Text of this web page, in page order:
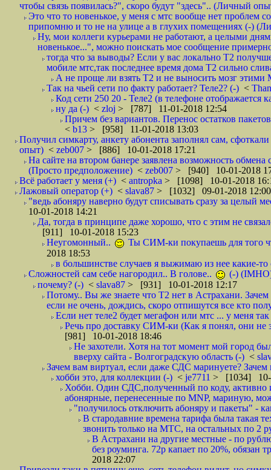
чтобы связь появилась?", скоро будут "здесь".. (Личный
Это что то новенькое, у меня с мтс вообще нет проблем
припомню и то не на улице а в глухих помещениях (-)
Ну, мои коллеги курьерами не работают, а целыми
новенькое...", можно поискать мое сообщение
тогда что за выводы? Если у вас локально Т2
мобиле мтс,так последнее время дома Т2 сильно
А не проще ли взять Т2 и не выносить мозг
Так на чьей сети по факту работает? Теле2? (-) <
Код сети 250 20 - Теле2 (в телефоне отображается
ну да (-) < zloj > [787] 11-01-2018 12:54
Причем без вариантов. Перенос остатков
< b13 > [958] 11-01-2018 13:03
Получил симкарту, анкету абонента заполнял сам,
опыт) < zeb007 > [886] 10-01-2018 17:21
На сайте на втором банере заявлена возможность
(Просто предположение) < zeb007 > [940] 10-01-2018
Всё работает у меня (+) < antropka > [1098] 10-01-2018
Лажовый оператор (+) < slava87 > [1032] 09-01-2018 12:00
"ведь абоняру наверно будут списывать сразу за целый
10-01-2018 14:21
Да, тогда в принципе даже хорошо, что с этим не
[911] 10-01-2018 15:23
Неугомонный..
Ты СИМ-ки покупаешь для того
2018 18:53
в большинстве случаев я выжимаю из нее какие-то
Сложностей сам себе нагородил.. В голове..
(-)
почему? (-) < slava87 > [931] 10-01-2018 12:17
Потому.. Вы же знаете что Т2 нет в Астрахани.
если не очень, дождись, скоро отпишутся все кто
Если нет теле2 будет мегафон или мтс ... у меня
Речь про доставку СИМ-ки (Как я понял, они не
[981] 10-01-2018 18:46
Не захотели. Хотя на тот момент мой город
вверху сайта - Волгоградскую область (-) <
Зачем вам виртуал, если даже СДС маринуете?
хобби это, для коллекции (-) < je7711 > [1034] 10-
Хобби. Один СДС,полученный по коду, активно
абонярные, перенесенные по MNP, мариную,
"получилось отключить абоняру и пакеты" -
В стародавние времена тарифа была такая
звонить только на МТС, на остальных по 2
В Астрахани на другие местные - по
без роуминга. 72р капает по 20%, обязан
2018 22:07